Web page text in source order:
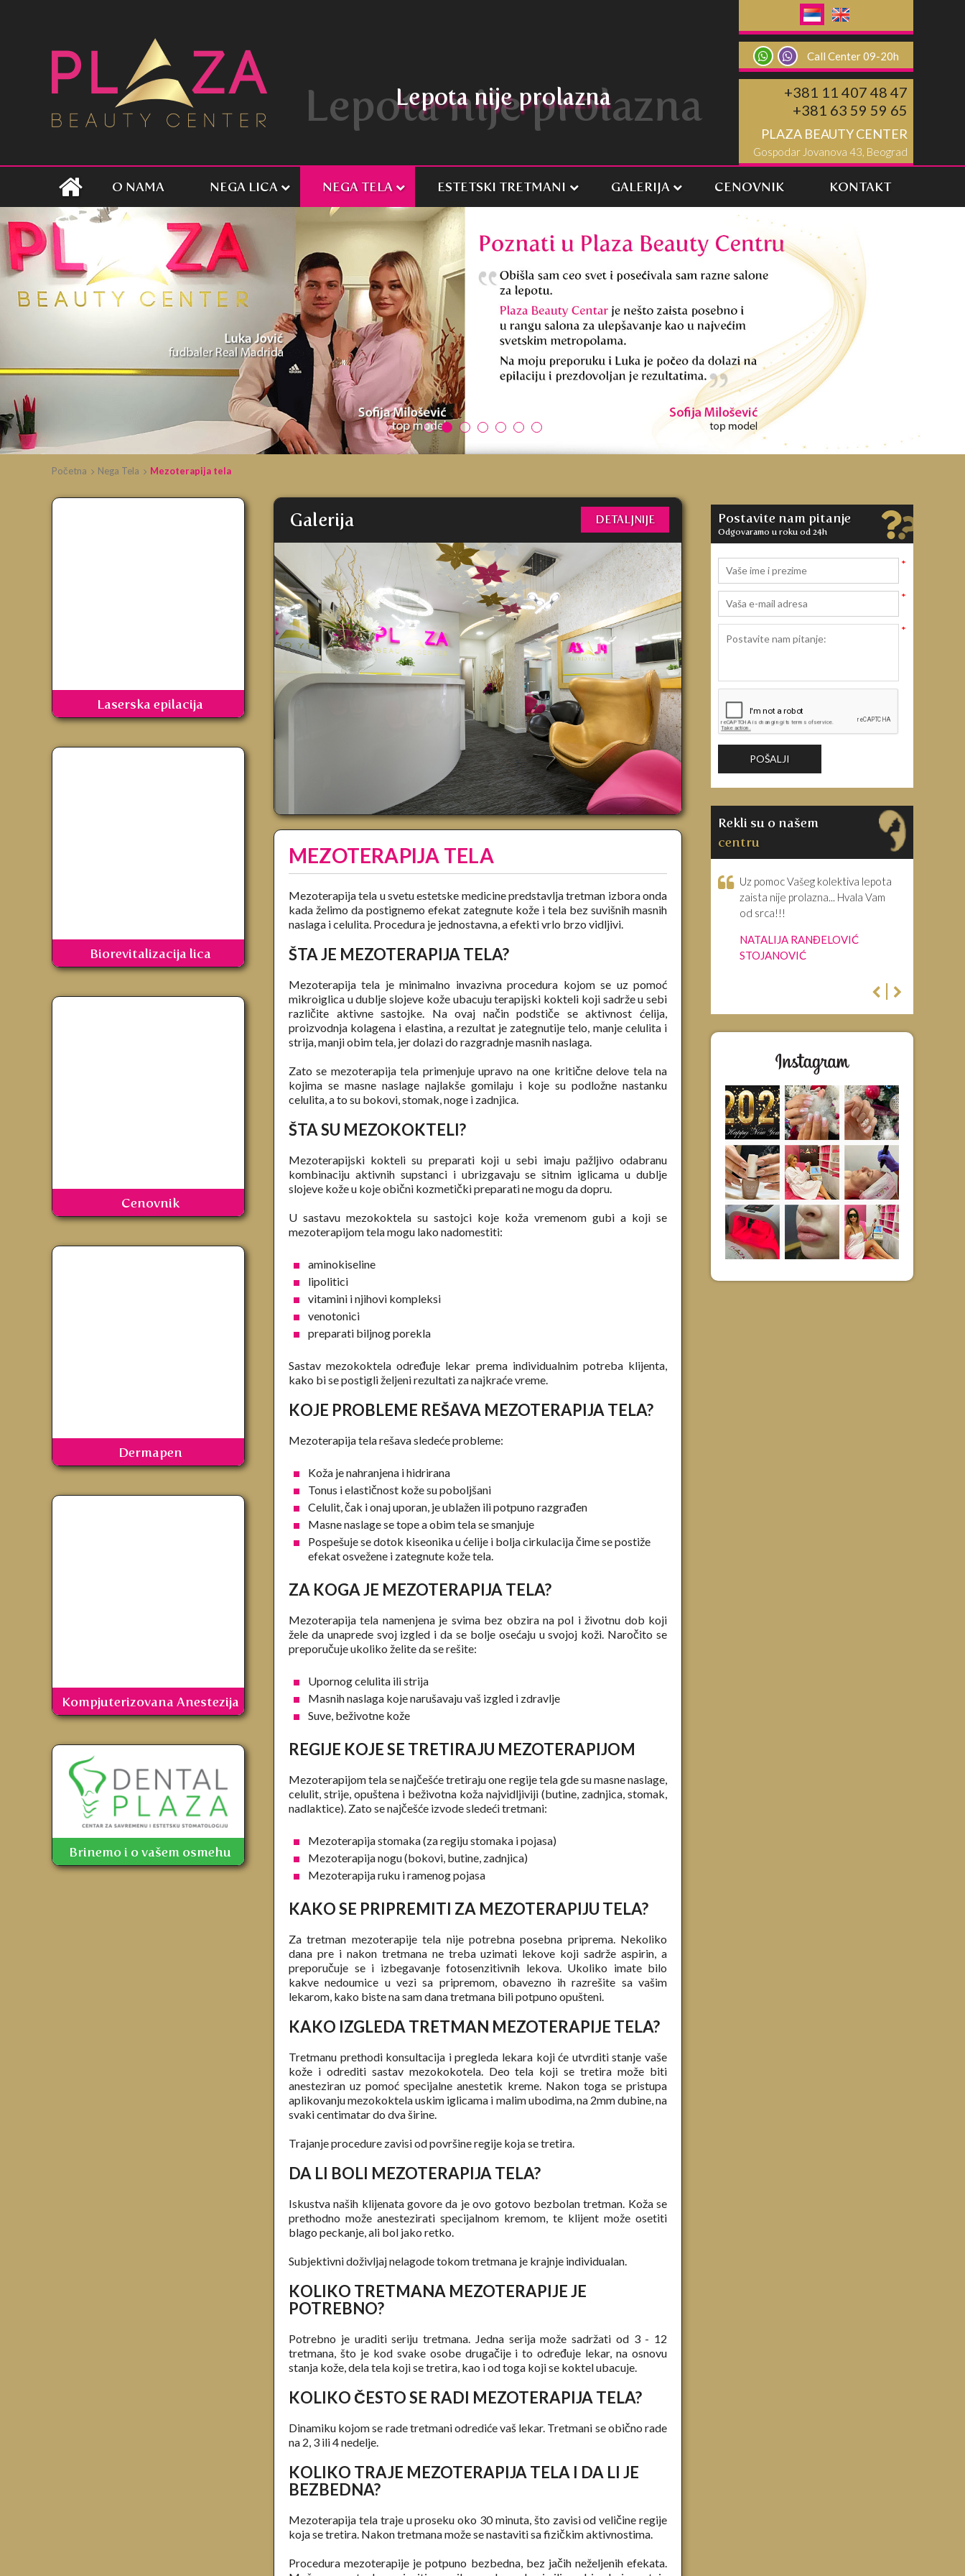
Lepota nije prolazna
Lepota nije prolazna
Call Center 09-20h
+381 11 407 48 47
+381 63 59 59 65
PLAZA BEAUTY CENTER
Gospodar Jovanova 43, Beograd
O NAMA NEGA LICA NEGA TELA ESTETSKI TRETMANI GALERIJA CENOVNIK KONTAKT
Početna Nega Tela Mezoterapija tela
Laserska epilacija
Biorevitalizacija lica
Cenovnik
Dermapen
Kompjuterizovana Anestezija
Brinemo i o vašem osmehu
Galerija DETALJNIJE
MEZOTERAPIJA TELA
Mezoterapija tela u svetu estetske medicine predstavlja tretman izbora onda
kada želimo da postignemo efekat zategnute kože i tela bez suvišnih masnih
naslaga i celulita. Procedura je jednostavna, a efekti vrlo brzo vidljivi.
ŠTA JE MEZOTERAPIJA TELA?
Mezoterapija tela je minimalno invazivna procedura kojom se uz pomoć
mikroiglica u dublje slojeve kože ubacuju terapijski kokteli koji sadrže u sebi
različite aktivne sastojke. Na ovaj način podstiče se aktivnost ćelija,
proizvodnja kolagena i elastina, a rezultat je zategnutije telo, manje celulita i
strija, manji obim tela, jer dolazi do razgradnje masnih naslaga.
Zato se mezoterapija tela primenjuje upravo na one kritične delove tela na
kojima se masne naslage najlakše gomilaju i koje su podložne nastanku
celulita, a to su bokovi, stomak, noge i zadnjica.
ŠTA SU MEZOKOKTELI?
Mezoterapijski kokteli su preparati koji u sebi imaju pažljivo odabranu
kombinaciju aktivnih supstanci i ubrizgavaju se sitnim iglicama u dublje
slojeve kože u koje obični kozmetički preparati ne mogu da dopru.
U sastavu mezokoktela su sastojci koje koža vremenom gubi a koji se
mezoterapijom tela mogu lako nadomestiti:
aminokiseline
lipolitici
vitamini i njihovi kompleksi
venotonici
preparati biljnog porekla
Sastav mezokoktela određuje lekar prema individualnim potreba klijenta,
kako bi se postigli željeni rezultati za najkraće vreme.
KOJE PROBLEME REŠAVA MEZOTERAPIJA TELA?
Mezoterapija tela rešava sledeće probleme:
Koža je nahranjena i hidrirana
Tonus i elastičnost kože su poboljšani
Celulit, čak i onaj uporan, je ublažen ili potpuno razgrađen
Masne naslage se tope a obim tela se smanjuje
Pospešuje se dotok kiseonika u ćelije i bolja cirkulacija čime se postiže
efekat osvežene i zategnute kože tela.
ZA KOGA JE MEZOTERAPIJA TELA?
Mezoterapija tela namenjena je svima bez obzira na pol i životnu dob koji
žele da unaprede svoj izgled i da se bolje osećaju u svojoj koži. Naročito se
preporučuje ukoliko želite da se rešite:
Upornog celulita ili strija
Masnih naslaga koje narušavaju vaš izgled i zdravlje
Suve, beživotne kože
REGIJE KOJE SE TRETIRAJU MEZOTERAPIJOM
Mezoterapijom tela se najčešće tretiraju one regije tela gde su masne naslage,
celulit, strije, opuštena i beživotna koža najvidljiviji (butine, zadnjica, stomak,
nadlaktice). Zato se najčešće izvode sledeći tretmani:
Mezoterapija stomaka (za regiju stomaka i pojasa)
Mezoterapija nogu (bokovi, butine, zadnjica)
Mezoterapija ruku i ramenog pojasa
KAKO SE PRIPREMITI ZA MEZOTERAPIJU TELA?
Za tretman mezoterapije tela nije potrebna posebna priprema. Nekoliko
dana pre i nakon tretmana ne treba uzimati lekove koji sadrže aspirin, a
preporučuje se i izbegavanje fotosenzitivnih lekova. Ukoliko imate bilo
kakve nedoumice u vezi sa pripremom, obavezno ih razrešite sa vašim
lekarom, kako biste na sam dana tretmana bili potpuno opušteni.
KAKO IZGLEDA TRETMAN MEZOTERAPIJE TELA?
Tretmanu prethodi konsultacija i pregleda lekara koji će utvrditi stanje vaše
kože i odrediti sastav mezokokotela. Deo tela koji se tretira može biti
anesteziran uz pomoć specijalne anestetik kreme. Nakon toga se pristupa
aplikovanju mezokoktela uskim iglicama i malim ubodima, na 2mm dubine, na
svaki centimatar do dva širine.
Trajanje procedure zavisi od površine regije koja se tretira.
DA LI BOLI MEZOTERAPIJA TELA?
Iskustva naših klijenata govore da je ovo gotovo bezbolan tretman. Koža se
prethodno može anestezirati specijalnom kremom, te klijent može osetiti
blago peckanje, ali bol jako retko.
Subjektivni doživljaj nelagode tokom tretmana je krajnje individualan.
KOLIKO TRETMANA MEZOTERAPIJE JE
POTREBNO?
Potrebno je uraditi seriju tretmana. Jedna serija može sadržati od 3 - 12
tretmana, što je kod svake osobe drugačije i to određuje lekar, na osnovu
stanja kože, dela tela koji se tretira, kao i od toga koji se koktel ubacuje.
KOLIKO ČESTO SE RADI MEZOTERAPIJA TELA?
Dinamiku kojom se rade tretmani odrediće vaš lekar. Tretmani se obično rade
na 2, 3 ili 4 nedelje.
KOLIKO TRAJE MEZOTERAPIJA TELA I DA LI JE
BEZBEDNA?
Mezoterapija tela traje u proseku oko 30 minuta, što zavisi od veličine regije
koja se tretira. Nakon tretmana može se nastaviti sa fizičkim aktivnostima.
Procedura mezoterapije je potpuno bezbedna, bez jačih neželjenih efekata.
Postavite nam pitanje
Odgovaramo u roku od 24h
*
*
*
Rekli su o našem
centru
Uz pomoc Vašeg kolektiva lepota
zaista nije prolazna... Hvala Vam
od srca!!!
NATALIJA RANĐELOVIĆ
STOJANOVIĆ
|